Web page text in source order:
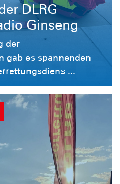
DLRG
Ginseng
der
gab es spannenden
...